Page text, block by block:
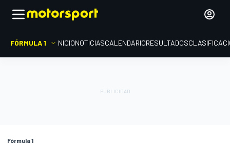
FÓRMULA 1 INICIONOTICIASCALENDARIORESULTADOS
Fórmula 1